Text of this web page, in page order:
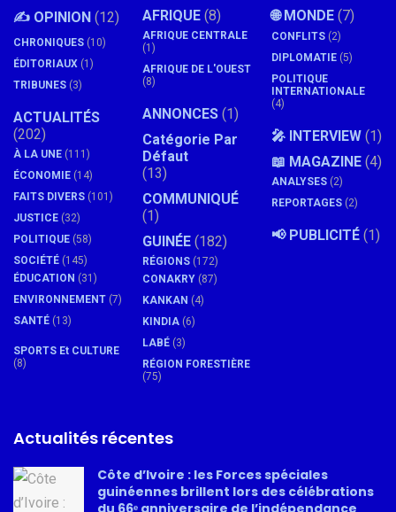
✍️ OPINION (12)
CHRONIQUES (10)
ÉDITORIAUX (1)
TRIBUNES (3)
ACTUALITÉS
(202)
À LA UNE (111)
ÉCONOMIE (14)
FAITS DIVERS (101)
JUSTICE (32)
POLITIQUE (58)
SOCIÉTÉ (145)
ÉDUCATION (31)
ENVIRONNEMENT (7)
SANTÉ (13)
SPORTS Et CULTURE
(8)
AFRIQUE (8)
AFRIQUE CENTRALE
(1)
AFRIQUE DE L'OUEST
(8)
ANNONCES (1)
Catégorie Par
Défaut
(13)
COMMUNIQUÉ
(1)
GUINÉE (182)
RÉGIONS (172)
CONAKRY (87)
KANKAN (4)
KINDIA (6)
LABÉ (3)
RÉGION FORESTIÈRE
(75)
🌐 MONDE (7)
CONFLITS (2)
DIPLOMATIE (5)
POLITIQUE
INTERNATIONALE
(4)
🎤 INTERVIEW (1)
📖 MAGAZINE (4)
ANALYSES (2)
REPORTAGES (2)
📢 PUBLICITÉ (1)
Actualités récentes
Côte d’Ivoire : les Forces spéciales
guinéennes brillent lors des célébrations
du 66ᵉ anniversaire de l’indépendance